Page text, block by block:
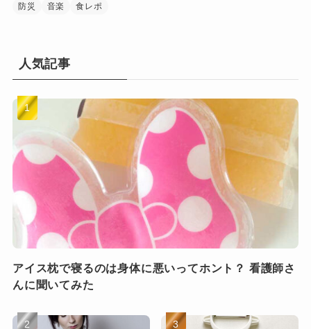
防災
音楽 食レポ
人気記事
アイス枕で寝るのは身体に悪いってホント？ 看護師さ
んに聞いてみた